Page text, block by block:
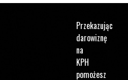
Przekazując
darowiznę
na
KPH
pomożesz